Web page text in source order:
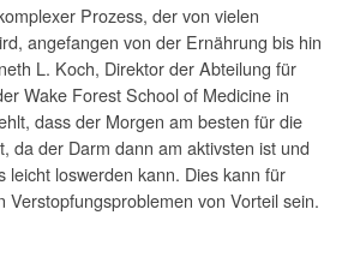
Prozess, der von vielen
angefangen von der Ernährung bis hin
L. Koch, Direktor der Abteilung für
Wake Forest School of Medicine in
dass der Morgen am besten für die
da der Darm dann am aktivsten ist und
leicht loswerden kann. Dies kann für
Verstopfungsproblemen von Vorteil sein.